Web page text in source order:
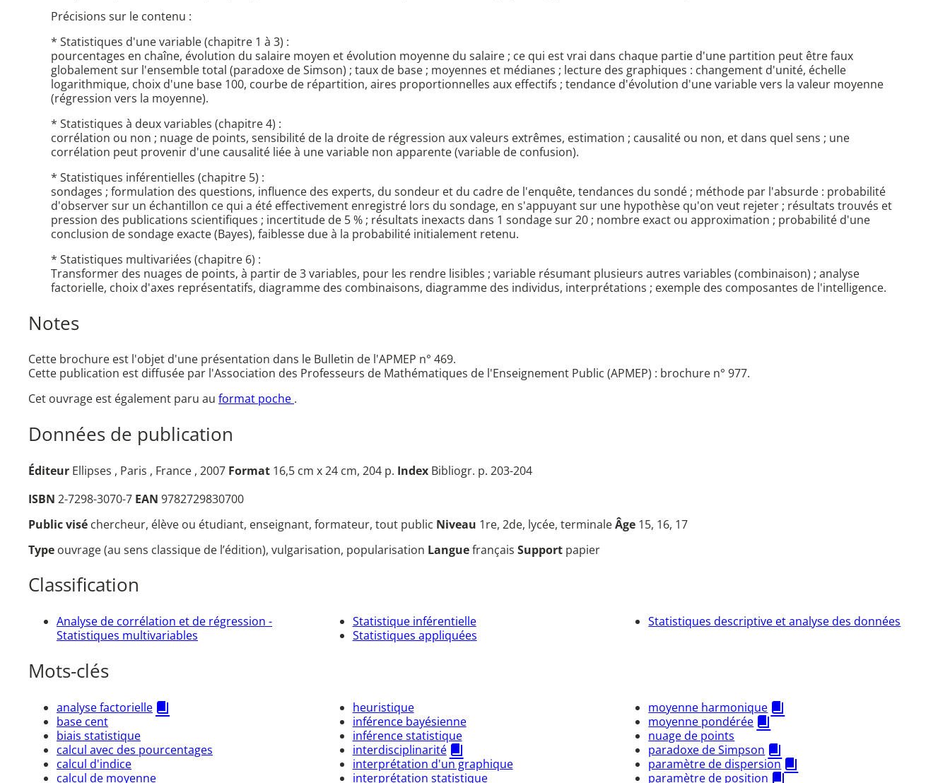
Précisions sur le contenu :
* Statistiques d'une variable (chapitre 1 à 3) :
pourcentages en chaîne, évolution du salaire moyen et évolution moyenne du salaire ; ce qui est vrai dans chaque partie d'une partition peut être faux
globalement sur l'ensemble total (paradoxe de Simson) ; taux de base ; moyennes et médianes ; lecture des graphiques : changement d'unité, échelle
logarithmique, choix d'une base 100, courbe de répartition, aires proportionnelles aux effectifs ; tendance d'évolution d'une variable vers la valeur moyenne
(régression vers la moyenne).
* Statistiques à deux variables (chapitre 4) :
corrélation ou non ; nuage de points, sensibilité de la droite de régression aux valeurs extrêmes, estimation ; causalité ou non, et dans quel sens ; une
corrélation peut provenir d'une causalité liée à une variable non apparente (variable de confusion).
* Statistiques inférentielles (chapitre 5) :
sondages ; formulation des questions, influence des experts, du sondeur et du cadre de l'enquête, tendances du sondé ; méthode par l'absurde : probabilité
d'observer sur un échantillon ce qui a été effectivement enregistré lors du sondage, en s'appuyant sur une hypothèse qu'on veut rejeter ; résultats trouvés et
pression des publications scientifiques ; incertitude de 5 % ; résultats inexacts dans 1 sondage sur 20 ; nombre exact ou approximation ; probabilité d'une
conclusion de sondage exacte (Bayes), faiblesse due à la probabilité initialement retenu.
* Statistiques multivariées (chapitre 6) :
Transformer des nuages de points, à partir de 3 variables, pour les rendre lisibles ; variable résumant plusieurs autres variables (combinaison) ; analyse
factorielle, choix d'axes représentatifs, diagramme des combinaisons, diagramme des individus, interprétations ; exemple des composantes de l'intelligence.
Notes
Cette brochure est l'objet d'une présentation dans le Bulletin de l'APMEP n° 469.
Cette publication est diffusée par l'Association des Professeurs de Mathématiques de l'Enseignement Public (APMEP) : brochure n° 977.
Cet ouvrage est également paru au format poche .
Données de publication
Éditeur Ellipses , Paris , France , 2007 Format 16,5 cm x 24 cm, 204 p. Index Bibliogr. p. 203-204
ISBN 2-7298-3070-7 EAN 9782729830700
Public visé chercheur, élève ou étudiant, enseignant, formateur, tout public Niveau 1re, 2de, lycée, terminaleÂge 15, 16, 17
Type ouvrage (au sens classique de l’édition), vulgarisation, popularisation Languefrançais Support papier
Classification
Analyse de corrélation et de régression -
Statistiques multivariables
Statistique inférentielle
Statistiques appliquées
Statistiques descriptive et analyse des données
Mots-clés
analyse factorielle
base cent
biais statistique
calcul avec des pourcentages
calcul d'indice
calcul de moyenne
heuristique
inférence bayésienne
inférence statistique
interdisciplinarité
interprétation d'un graphique
interprétation statistique
moyenne harmonique
moyenne pondérée
nuage de points
paradoxe de Simpson
paramètre de dispersion
paramètre de position